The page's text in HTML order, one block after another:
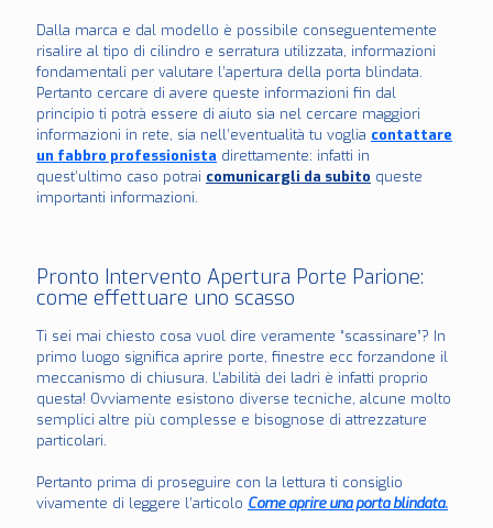
Dalla marca e dal modello è possibile conseguentemente
risalire al tipo di cilindro e serratura utilizzata, informazioni
fondamentali per valutare l’apertura della porta blindata.
Pertanto cercare di avere queste informazioni fin dal
principio ti potrà essere di aiuto sia nel cercare maggiori
informazioni in rete, sia nell’eventualità tu voglia contattare
un fabbro professionista direttamente: infatti in
quest’ultimo caso potrai comunicargli da subito queste
importanti informazioni.
Pronto Intervento Apertura Porte Parione:
come effettuare uno scasso
Ti sei mai chiesto cosa vuol dire veramente “scassinare”? In
primo luogo significa aprire porte, finestre ecc forzandone il
meccanismo di chiusura. L’abilità dei ladri è infatti proprio
questa! Ovviamente esistono diverse tecniche, alcune molto
semplici altre più complesse e bisognose di attrezzature
particolari.
Pertanto prima di proseguire con la lettura ti consiglio
vivamente di leggere l’articolo Come aprire una porta blindata.